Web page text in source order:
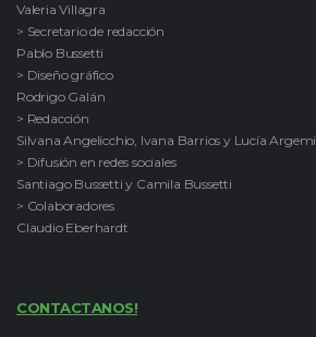
Valeria Villagra
> Secretario de redacción
Pablo Bussetti
> Diseño gráfico
Rodrigo Galán
> Redacción
Silvana Angelicchio, Ivana Barrios y Lucía Argemi
> Difusión en redes sociales
Santiago Bussetti y Camila Bussetti
> Colaboradores
Claudio Eberhardt
CONTACTANOS!